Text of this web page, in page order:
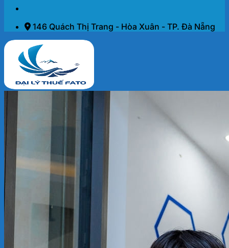
146 Quách Thị Trang - Hòa Xuân - TP. Đà Nẵng
KẾ TOÁN – THUẾ
ĐẠI LÝ THUẾ
PHÁP LÝ DOANH NGHIỆP
Kiến thức chuyên ngành